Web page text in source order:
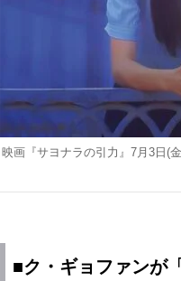
映画『サヨナラの引力』7月3日(
■ク・ギョファンが